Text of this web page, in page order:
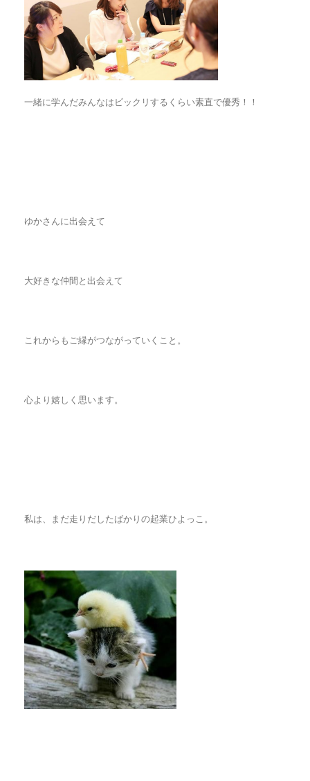
一緒に学んだみんなはビックリするくらい素直で優秀！！
ゆかさんに出会えて
大好きな仲間と出会えて
これからもご縁がつながっていくこと。
心より嬉しく思います。
私は、まだ走りだしたばかりの起業ひよっこ。